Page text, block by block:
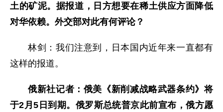
土的矿泥。据报道，日方想要在稀土供应方面降低
对华依赖。外交部对此有何评论？
林剑：我们注意到，日本国内近年来一直都有
这样的报道。
俄新社记者：俄美《新削减战略武器条约》将
于2月5日到期。俄罗斯总统普京此前宣布，俄方愿